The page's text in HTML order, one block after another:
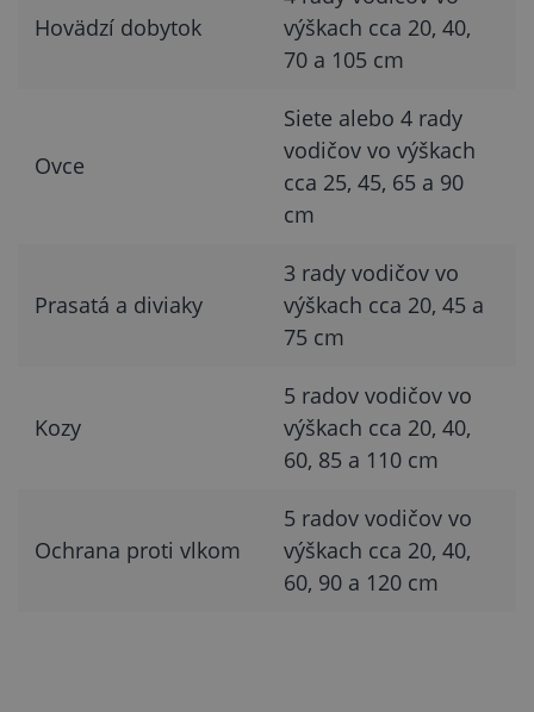
Hovädzí dobytok
výškach cca 20, 40,
70 a 105 cm
Ovce
Siete alebo 4 rady
vodičov vo výškach
cca 25, 45, 65 a 90
cm
Prasatá a diviaky
3 rady vodičov vo
výškach cca 20, 45 a
75 cm
Kozy
5 radov vodičov vo
výškach cca 20, 40,
60, 85 a 110 cm
Ochrana proti vlkom
5 radov vodičov vo
výškach cca 20, 40,
60, 90 a 120 cm